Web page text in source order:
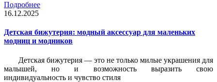
Подробнее
16.12.2025
Детская бижутерия: модный аксессуар для маленьких
модниц и модников
Детская бижутерия — это не только милые украшения для
малышей, но и возможность выразить свою
индивидуальность и чувство стиля